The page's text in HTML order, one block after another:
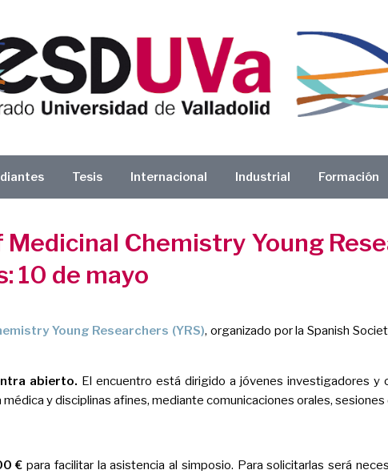
Tesis Internacional Industrial Formación
Chemistry Young
10 de mayo
Young Researchers (YRS), organizado por la Spanish
abierto. El encuentro está dirigido a jóvenes investigadores
y disciplinas afines, mediante comunicaciones orales,
€ para facilitar la asistencia al simposio. Para solicitarlas será